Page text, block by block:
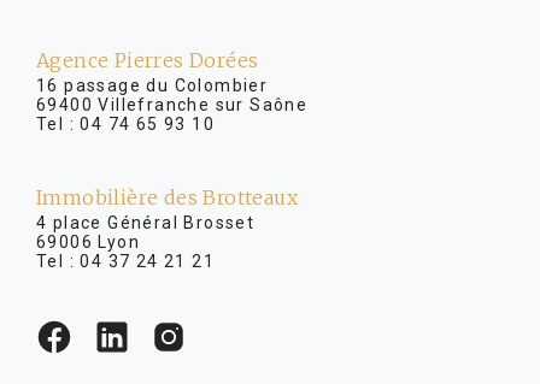
Agence Pierres Dorées
16 passage du Colombier
69400 Villefranche sur Saône
Tel :04 74 65 93 10
Immobilière des Brotteaux
4 place Général Brosset
69006 Lyon
Tel :04 37 24 21 21